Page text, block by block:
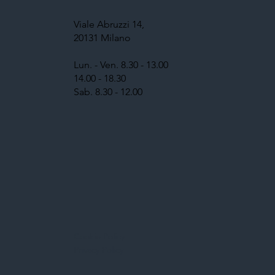
Viale Abruzzi 14,
20131 Milano
Lun. - Ven. 8.30 - 13.00
14.00 - 18.30
Sab. 8.30 - 12.00